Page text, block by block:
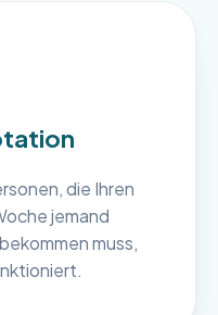
die Ihren
jemand
muss,